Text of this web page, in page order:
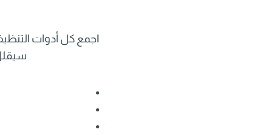
اجمع كل أدوات